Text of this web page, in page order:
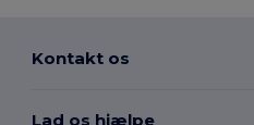
Kontakt os
Lad os hjælpe